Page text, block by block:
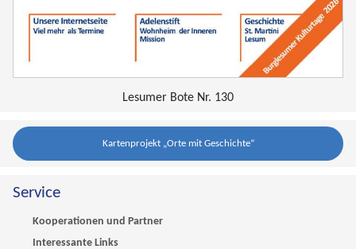
Lesumer Bote Nr. 130
Kartenprojekt „Orte mit Geschichte“
Service
Kooperationen und Partner
Interessante Links